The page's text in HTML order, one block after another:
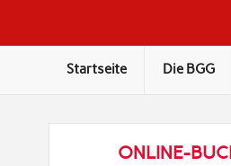
Startseite Die BGG
ONLINE-